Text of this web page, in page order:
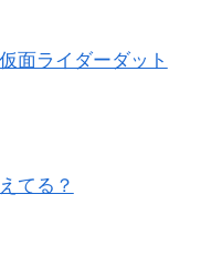
面ライダーダット
てる？